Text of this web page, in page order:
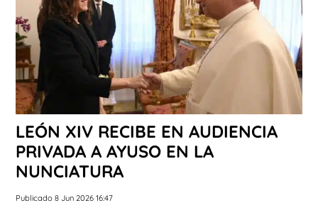
LEÓN XIV RECIBE EN AUDIENCIA
PRIVADA A AYUSO EN LA
NUNCIATURA
Publicado 8 Jun 2026 16:47